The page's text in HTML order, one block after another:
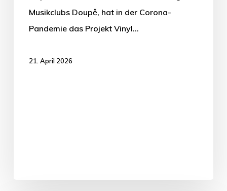
Musikclubs Doupě, hat in der Corona-
Pandemie das Projekt Vinyl…
21. April 2026